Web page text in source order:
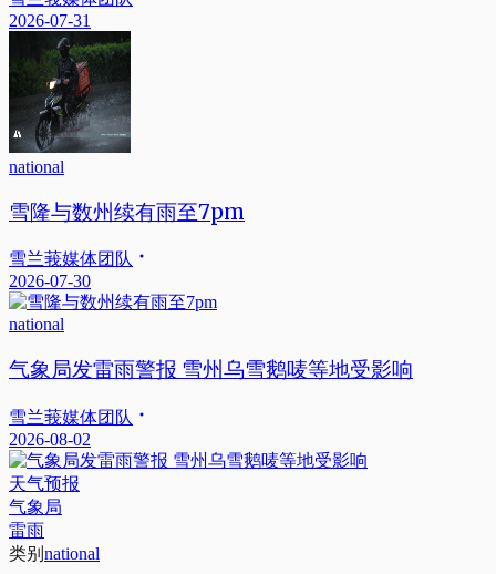
2026-07-31
national
雪隆与数州续有雨至7pm
雪兰莪媒体团队
2026-07-30
national
气象局发雷雨警报 雪州乌雪鹅唛等地受影响
雪兰莪媒体团队
2026-08-02
天气预报
气象局
雷雨
类别 national